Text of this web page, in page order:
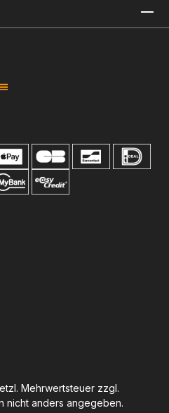
Mehrwertsteuer zzgl.
nicht anders angegeben.